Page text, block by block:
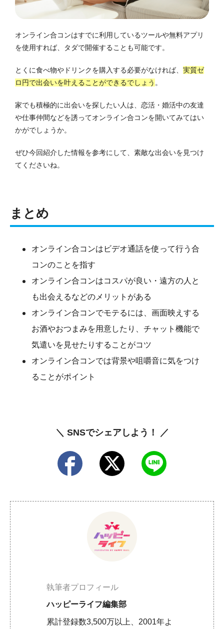
オンライン合コンはすでに利用しているツールや無料アプリ
を使用すれば、タダで開催することも可能です。
とくに食べ物やドリンクを購入する必要がなければ、 実質ゼ
ロ円で出会いを叶えることができるでしょう 。
家でも積極的に出会いを探したい人は、恋活・婚活中の友達
や仕事仲間などを誘ってオンライン合コンを開いてみてはい
かがでしょうか。
ぜひ今回紹介した情報を参考にして、素敵な出会いを見つけ
てくださいね。
まとめ
オンライン合コンはビデオ通話を使って行う合
コンのことを指す
オンライン合コンはコスパが良い・遠方の人と
も出会えるなどのメリットがある
オンライン合コンでモテるには、画面映えする
お酒やおつまみを用意したり、チャット機能で
気遣いを見せたりすることがコツ
オンライン合コンでは背景や咀嚼音に気をつけ
ることがポイント
＼ SNSでシェアしよう！ ／
執筆者プロフィール
ハッピーライフ編集部
累計登録数3,500万以上、2001年よ